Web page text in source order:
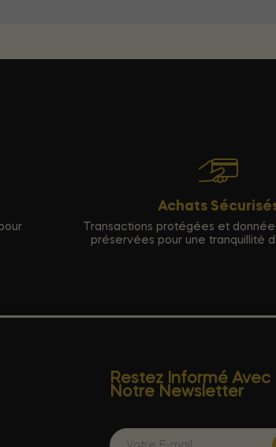
Achats
Transactions protégées et
préservées pour une tranquillité
Restez Informé Avec
Notre Newsletter